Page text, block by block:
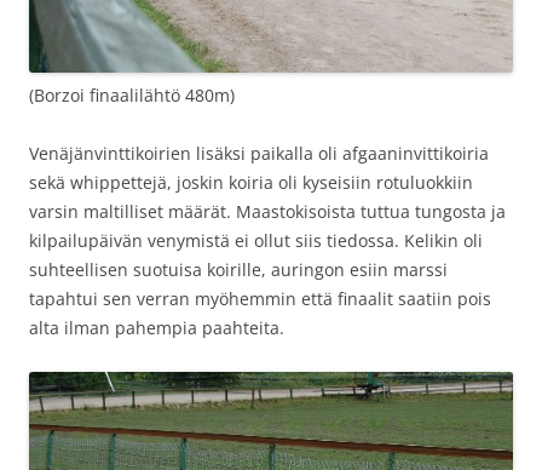
(Borzoi finaalilähtö 480m)
Venäjänvinttikoirien lisäksi paikalla oli afgaaninvittikoiria
sekä whippettejä, joskin koiria oli kyseisiin rotuluokkiin
varsin maltilliset määrät. Maastokisoista tuttua tungosta ja
kilpailupäivän venymistä ei ollut siis tiedossa. Kelikin oli
suhteellisen suotuisa koirille, auringon esiin marssi
tapahtui sen verran myöhemmin että finaalit saatiin pois
alta ilman pahempia paahteita.